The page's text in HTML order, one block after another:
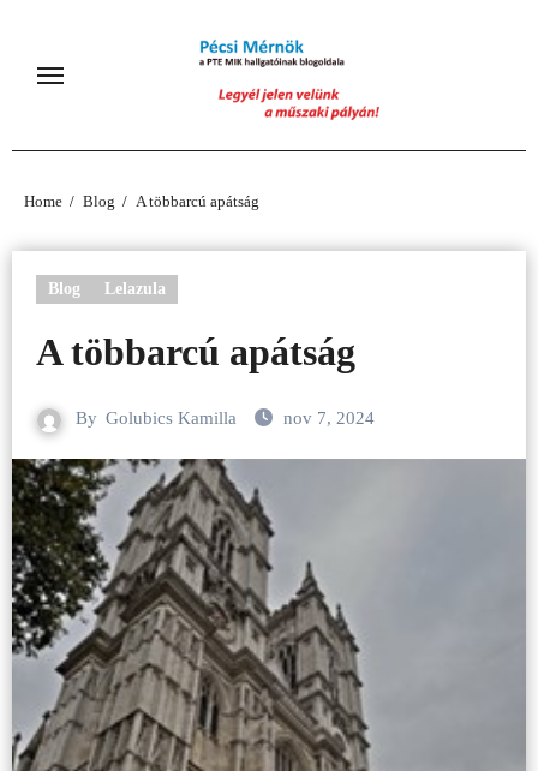
content
Home Blog A többarcú apátság
Blog Lelazula
A többarcú apátság
By Golubics Kamilla nov 7, 2024